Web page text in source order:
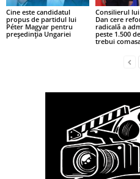
Cine este candidatul
propus de partidul lui
Péter Magyar pentru
președinția Ungariei
Consilierul
Dan cere
radicală a
peste 1.500
trebui